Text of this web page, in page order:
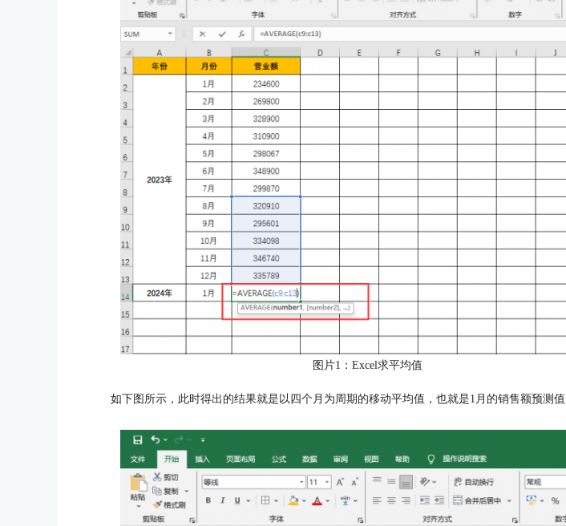
图片1：Excel求平均值
如下图所示，此时得出的结果就是以四个月为周期的移动平均值，也就是1月的销售额预测值